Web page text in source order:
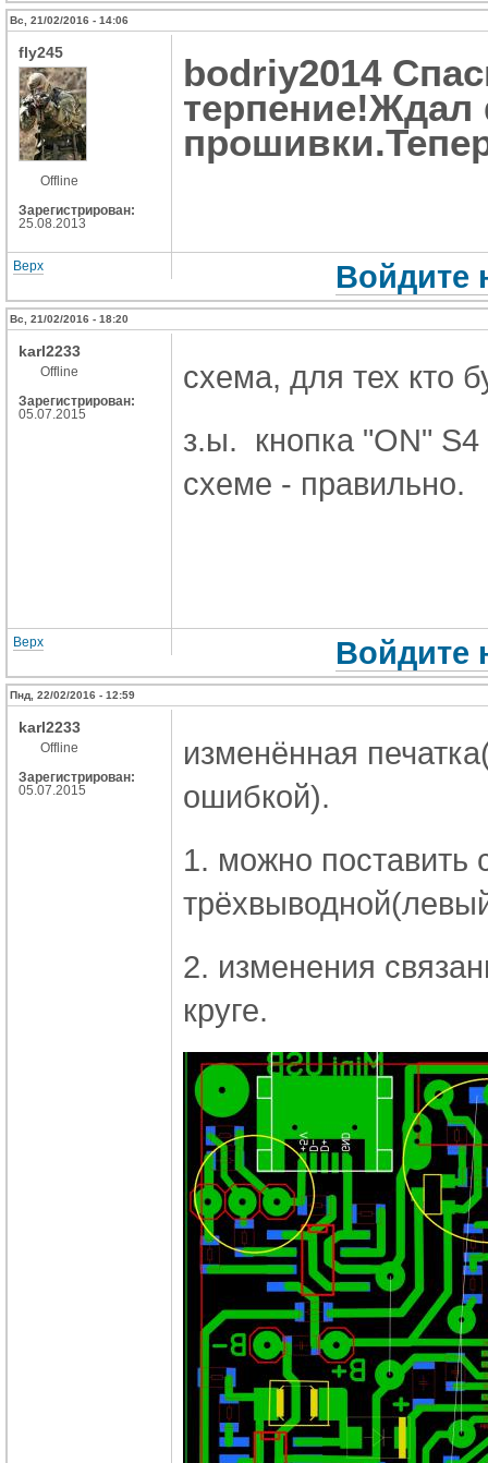
Вс, 21/02/2016 - 14:06
fly245
Offline
Зарегистрирован:
25.08.2013
bodriy2014
Верх Войдите
Вс, 21/02/2016 - 18:20
karl2233
Offline
Зарегистрирован:
05.07.2015
схема, для тех кто
з.ы. кнопка "ON" S4
схеме - правильно.
Верх Войдите
Пнд, 22/02/2016 - 12:59
karl2233
Offline
Зарегистрирован:
05.07.2015
изменённая
ошибкой).
1. можно поставить
2. изменения
круге.